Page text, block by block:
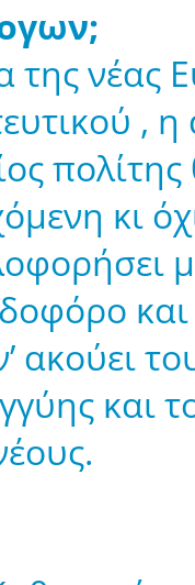
της νέας
,
πολίτης
κι
ακούει
και